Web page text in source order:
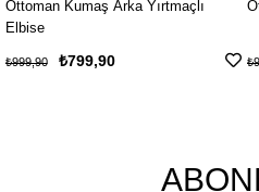
Ottoman Kumaş
₺999,90